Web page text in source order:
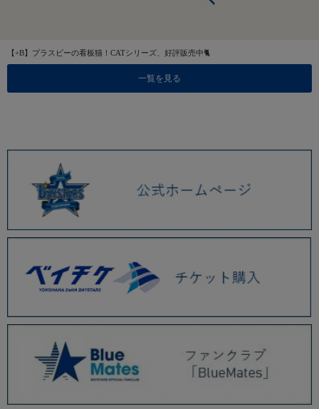
【+B】プラスビーの看板猫！CATシリーズ、好評販売中🐈
一覧を見る